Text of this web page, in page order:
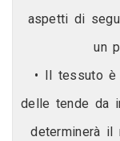
aspetti di
un
• Il tessuto è
delle tende da
determinerà il